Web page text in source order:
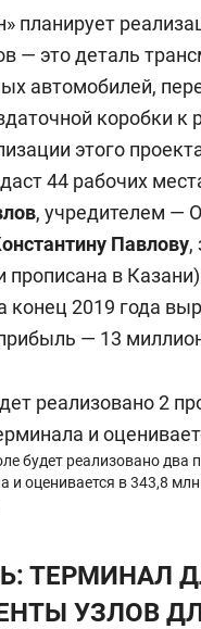
планирует
— это деталь
автомобилей,
коробки к
этого
44 рабочих
, учредителем —
Павлову,
прописана в
конец 2019 года
— 13
будет реализовано два
и оценивается в 343,8
ТЕРМИНАЛ
УЗЛОВ